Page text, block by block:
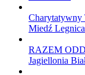
Charytatywny
Miedź Legnica
RAZEM
Jagiellonia